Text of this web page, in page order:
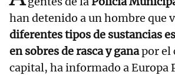
han detenido a un hombre que
diferentes tipos de sustancias
en sobres de rasca y ganapor el
capital, ha informado a Europa